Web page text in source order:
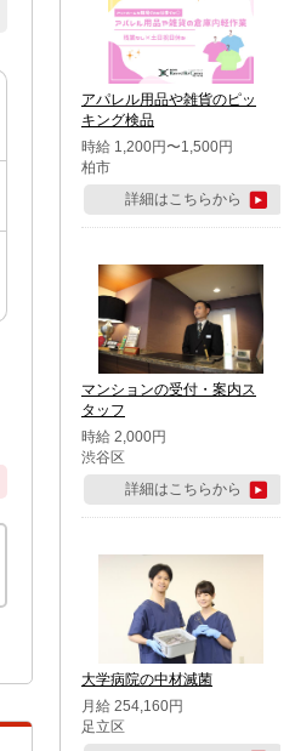
アパレル用品や雑貨のピッ
キング検品
時給 1,200円〜1,500円
柏市
詳細はこちらから
マンションの受付・案内ス
タッフ
時給 2,000円
渋谷区
詳細はこちらから
大学病院の中材滅菌
月給 254,160円
足立区